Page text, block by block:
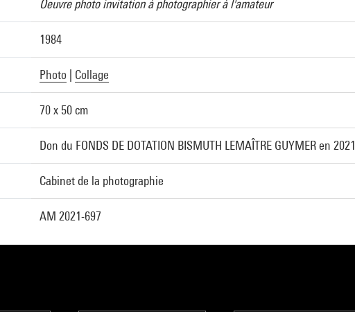
Oeuvre photo invitation à photographier à l'amateur
1984
Photo Collage
70 x 50 cm
Don du FONDS DE DOTATION BISMUTH LEMAÎTRE GUYMER en 2021
Cabinet de la photographie
AM 2021-697